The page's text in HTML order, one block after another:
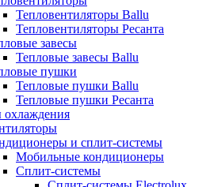
Тепловентиляторы Ballu
Тепловентиляторы Ресанта
завесы
Тепловые завесы Ballu
пушки
Тепловые пушки Ballu
Тепловые пушки Ресанта
и сплит-системы
Мобильные кондиционеры
Сплит-системы